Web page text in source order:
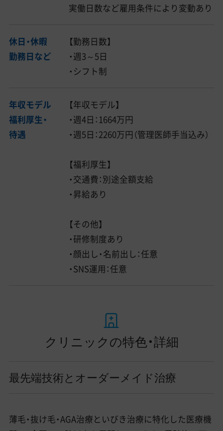
実働日数など雇用条件により変動あり
休日・休暇
勤務日など
【勤務日数】
・週3～5日
・シフト制
年収モデル
福利厚生・
待遇
【年収モデル】
・週4日：1664万円
・週5日：2260万円（管理医師手当込み）
【福利厚生】
・交通費：別途全額支給
・昇給あり
【その他】
・研修制度あり
・顔出し・名前出し：任意
・SNS運用：任意
クリニックの特色・詳細
最先端技術とオーダーメイド治療
薄毛・抜け毛・AGA治療といびき治療に特化した医療機